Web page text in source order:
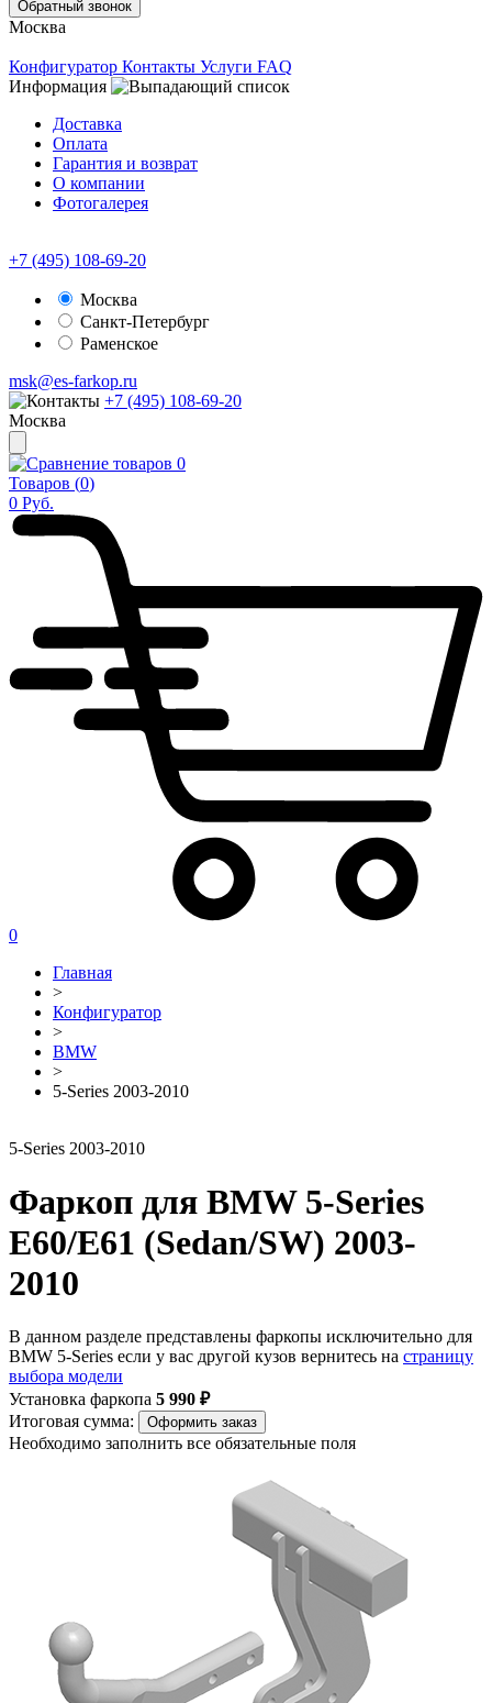
Обратный звонок
Москва
Конфигуратор Контакты Услуги FAQ
Информация
Доставка
Оплата
Гарантия и возврат
О компании
Фотогалерея
+7 (495) 108-69-20
Москва
Санкт-Петербург
Раменское
msk@es-farkop.ru
+7 (495) 108-69-20
Москва
0
Товаров (0)
0 Руб.
0
Главная
>
Конфигуратор
>
BMW
>
5-Series 2003-2010
5-Series 2003-2010
Фаркоп для BMW 5-Series
E60/E61 (Sedan/SW) 2003-
2010
В данном разделе представлены фаркопы исключительно для
BMW 5-Series если у вас другой кузов вернитесь на страницу
выбора модели
Установка фаркопа 5 990 ₽
Итоговая сумма:
Оформить заказ
Необходимо заполнить все обязательные поля